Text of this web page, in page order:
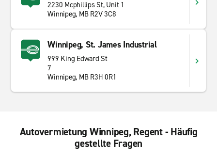
2230 Mcphillips St, Unit 1
Winnipeg, MB R2V 3C8
Winnipeg, St. James Industrial
999 King Edward St
7
Winnipeg, MB R3H 0R1
Autovermietung Winnipeg, Regent - Häufig
gestellte Fragen